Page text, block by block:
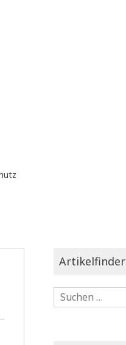
Artikelfinder
Suchen
nach: